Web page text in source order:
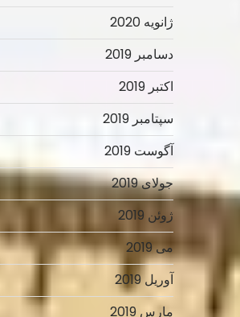
ژانویه 2020
دسامبر 2019
اکتبر 2019
سپتامبر 2019
آگوست 2019
جولای 2019
ژوئن 2019
می 2019
آوریل 2019
مارس 2019